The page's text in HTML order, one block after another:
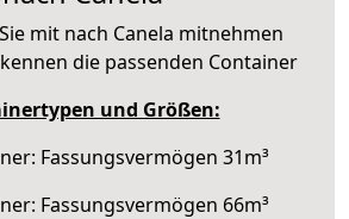
mit nach Canela mitnehmen
die passenden Container
und Größen:
Fassungsvermögen 31m³
Fassungsvermögen 66m³